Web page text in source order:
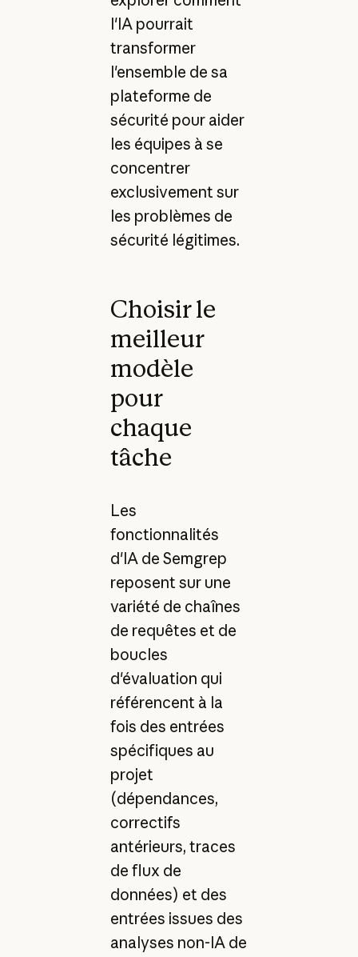
l'IA pourrait
transformer
l'ensemble de sa
plateforme de
sécurité pour aider
les équipes à se
concentrer
exclusivement sur
les problèmes de
sécurité légitimes.
Choisir le
meilleur
modèle
pour
chaque
tâche
Les
fonctionnalités
d'IA de Semgrep
reposent sur une
variété de chaînes
de requêtes et de
boucles
d'évaluation qui
référencent à la
fois des entrées
spécifiques au
projet
(dépendances,
correctifs
antérieurs, traces
de flux de
données) et des
entrées issues des
analyses non-IA de